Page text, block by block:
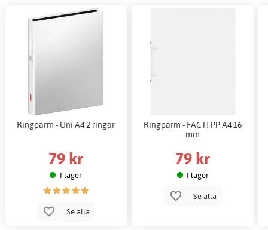
Ringpärm - Uni A4 2 ringar
79 kr
I lager
Se alla
Ringpärm - FACT! PP A4 16
mm
79 kr
I lager
Se alla